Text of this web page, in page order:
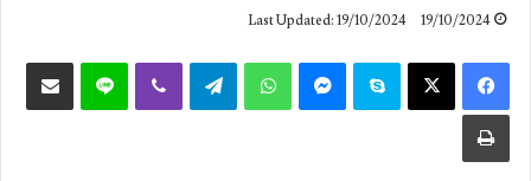
19/10/2024
Last Updated: 19/10/2024
Facebook
X
Skype
WhatsApp
Telegram
Line